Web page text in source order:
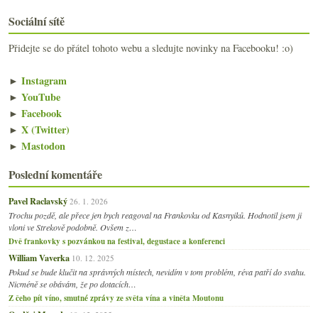
Sociální sítě
Přidejte se do přátel tohoto webu a sledujte novinky na Facebooku! :o)
► Instagram
► YouTube
► Facebook
► X (Twitter)
► Mastodon
Poslední komentáře
Pavel Raclavský 26. 1. 2026
Trochu pozdě, ale přece jen bych reagoval na Frankovku od Kasnyiků. Hodnotil jsem ji
vloni ve Strekově podobně. Ovšem z…
Dvě frankovky s pozvánkou na festival, degustace a konferenci
William Vaverka 10. 12. 2025
Pokud se bude klučit na správných místech, nevidím v tom problém, réva patří do svahu.
Nicméně se obávám, že po dotacích…
Z čeho pít víno, smutné zprávy ze světa vína a viněta Moutonu